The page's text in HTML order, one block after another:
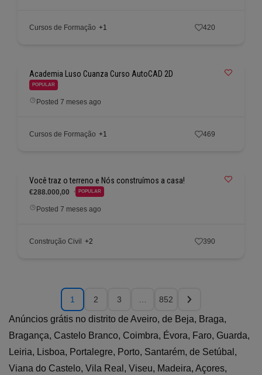
Cursos de Formação +1 420
Academia Luso Cuanza Curso AutoCAD 2D
POPULAR
Posted 7 meses ago
Cursos de Formação +1 469
Você traz o terreno e Nós construímos a casa!
€288.000,00 POPULAR
Posted 7 meses ago
Construção Civil +2 390
1 2 3 852
Anúncios grátis no distrito de Aveiro, de Beja, Braga,
Bragança, Castelo Branco, Coimbra, Évora, Faro, Guarda,
Leiria, Lisboa, Portalegre, Porto, Santarém, de Setúbal,
Viana do Castelo, Vila Real, Viseu, Madeira, Açores,